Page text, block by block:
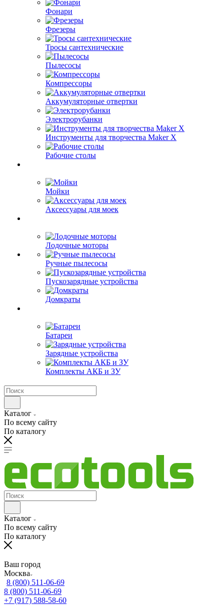
Фонари
Фрезеры
Тросы сантехнические
Пылесосы
Компрессоры
Аккумуляторные отвертки
Электрорубанки
Инструменты для творчества Maker X
Рабочие столы
Мойки
Аксессуары для моек
Лодочные моторы
Ручные пылесосы
Пускозарядные устройства
Домкраты
Батареи
Зарядные устройства
Комплекты АКБ и ЗУ
Каталог
По всему сайту
По каталогу
Каталог
По всему сайту
По каталогу
Ваш город
Москва
8 (800) 511-06-69
8 (800) 511-06-69
+7 (917) 588-58-60